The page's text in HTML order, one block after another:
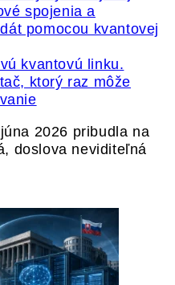
kvantovú linku.
ktorý raz môže
2026 pribudla na
doslova neviditeľná